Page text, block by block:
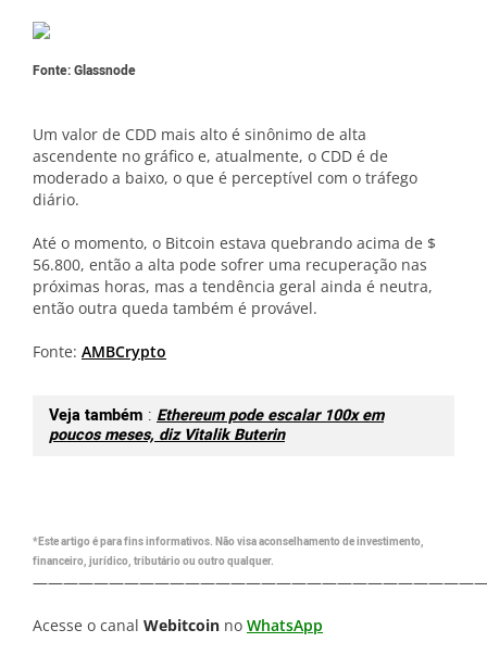
Fonte: Glassnode
Um valor de CDD mais alto é sinônimo de alta
ascendente no gráfico e, atualmente, o CDD é de
moderado a baixo, o que é perceptível com o tráfego
diário.
Até o momento, o Bitcoin estava quebrando acima de $
56.800, então a alta pode sofrer uma recuperação nas
próximas horas, mas a tendência geral ainda é neutra,
então outra queda também é provável.
Fonte: AMBCrypto
Veja também : Ethereum pode escalar 100x em
poucos meses, diz Vitalik Buterin
*Este artigo é para fins informativos. Não visa aconselhamento de investimento,
financeiro, jurídico, tributário ou outro qualquer.
Acesse o canal Webitcoin no WhatsApp